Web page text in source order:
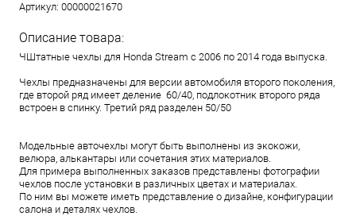
Артикул: 00000021670
Описание товара:
ЧШтатные чехлы для Honda Stream с 2006 по 2014 года выпуска.
Чехлы предназначены для версии автомобиля второго поколения,
где второй ряд имеет деление 60/40, подлокотник второго ряда
встроен в спинку. Третий ряд разделен 50/50
Модельные авточехлы могут быть выполнены из экокожи,
велюра, алькантары или сочетания этих материалов.
Для примера выполненных заказов представлены фотографии
чехлов после установки в различных цветах и материалах.
По ним вы можете иметь представление о дизайне, конфигурации
салона и деталях чехлов.